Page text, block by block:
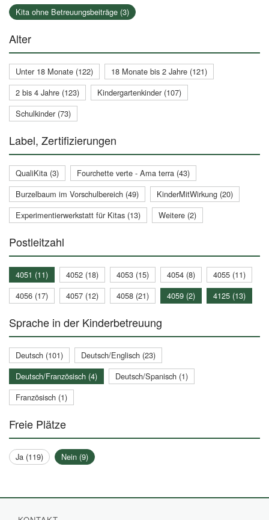
Kita ohne Betreuungsbeiträge (3)
Alter
Unter 18 Monate (122)
18 Monate bis 2 Jahre (121)
2 bis 4 Jahre (123)
Kindergartenkinder (107)
Schulkinder (73)
Label, Zertifizierungen
QualiKita (3)
Fourchette verte - Ama terra (43)
Burzelbaum im Vorschulbereich (49)
KinderMitWirkung (20)
Experimentierwerkstatt für Kitas (13)
Weitere (2)
Postleitzahl
4051 (11) 4052 (18) 4053 (15) 4054 (8)
4055 (11)
4056 (17)
4057 (12) 4058 (21) 4059 (2) 4125 (13)
Sprache in der Kinderbetreuung
Deutsch (101)
Deutsch/Englisch (23)
Deutsch/Französisch (4)
Deutsch/Spanisch (1)
Französisch (1)
Freie Plätze
Ja (119) Nein (9)